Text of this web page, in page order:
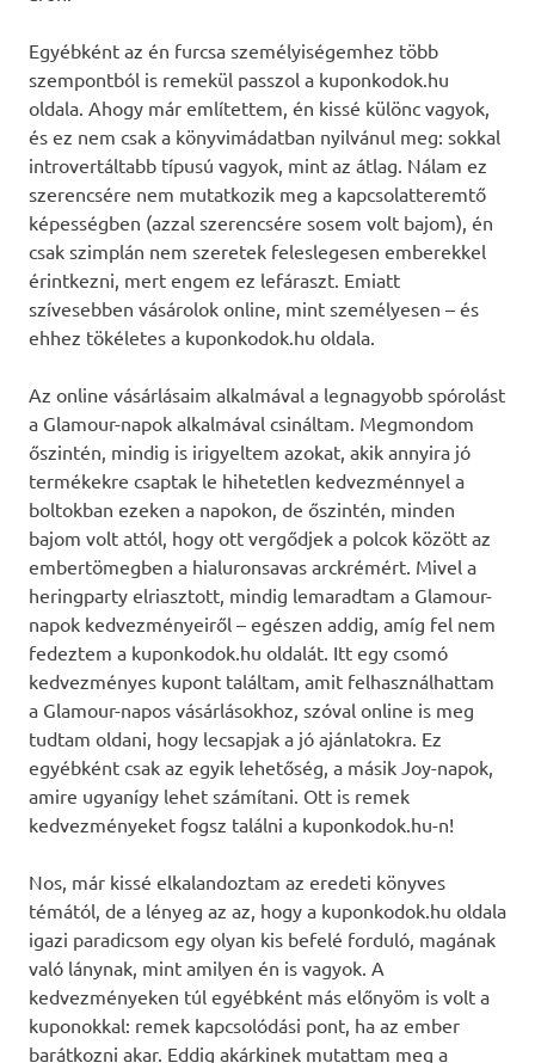
Egyébként az én furcsa személyiségemhez több
szempontból is remekül passzol a kuponkodok.hu
oldala. Ahogy már említettem, én kissé különc vagyok,
és ez nem csak a könyvimádatban nyilvánul meg: sokkal
introvertáltabb típusú vagyok, mint az átlag. Nálam ez
szerencsére nem mutatkozik meg a kapcsolatteremtő
képességben (azzal szerencsére sosem volt bajom), én
csak szimplán nem szeretek feleslegesen emberekkel
érintkezni, mert engem ez lefáraszt. Emiatt
szívesebben vásárolok online, mint személyesen – és
ehhez tökéletes a kuponkodok.hu oldala.
Az online vásárlásaim alkalmával a legnagyobb spórolást
a Glamour-napok alkalmával csináltam. Megmondom
őszintén, mindig is irigyeltem azokat, akik annyira jó
termékekre csaptak le hihetetlen kedvezménnyel a
boltokban ezeken a napokon, de őszintén, minden
bajom volt attól, hogy ott vergődjek a polcok között az
embertömegben a hialuronsavas arckrémért. Mivel a
heringparty elriasztott, mindig lemaradtam a Glamour-
napok kedvezményeiről – egészen addig, amíg fel nem
fedeztem a kuponkodok.hu oldalát. Itt egy csomó
kedvezményes kupont találtam, amit felhasználhattam
a Glamour-napos vásárlásokhoz, szóval online is meg
tudtam oldani, hogy lecsapjak a jó ajánlatokra. Ez
egyébként csak az egyik lehetőség, a másik Joy-napok,
amire ugyanígy lehet számítani. Ott is remek
kedvezményeket fogsz találni a kuponkodok.hu-n!
Nos, már kissé elkalandoztam az eredeti könyves
témától, de a lényeg az az, hogy a kuponkodok.hu oldala
igazi paradicsom egy olyan kis befelé forduló, magának
való lánynak, mint amilyen én is vagyok. A
kedvezményeken túl egyébként más előnyöm is volt a
kuponokkal: remek kapcsolódási pont, ha az ember
barátkozni akar. Eddig akárkinek mutattam meg a